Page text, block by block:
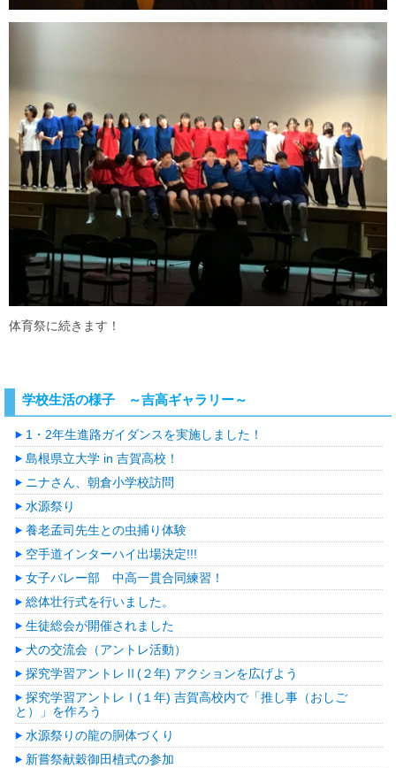
体育祭に続きます！
学校生活の様子 ～吉高ギャラリー～
1・2年生進路ガイダンスを実施しました！
島根県立大学 in 吉賀高校！
ニナさん、朝倉小学校訪問
水源祭り
養老孟司先生との虫捕り体験
空手道インターハイ出場決定!!!
女子バレー部 中高一貫合同練習！
総体壮行式を行いました。
生徒総会が開催されました
犬の交流会（アントレ活動）
探究学習アントレⅡ(２年) アクションを広げよう
探究学習アントレⅠ(１年) 吉賀高校内で「推し事（おしご
と）」を作ろう
水源祭りの龍の胴体づくり
新嘗祭献穀御田植式の参加